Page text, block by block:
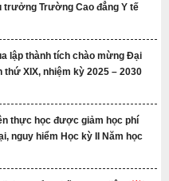
trưởng Trường Cao đẳng Y tế
lập thành tích chào mừng Đại
thứ XIX, nhiệm kỳ 2025 – 2030
thực học được giảm học phí
nguy hiểm Học kỳ II Năm học